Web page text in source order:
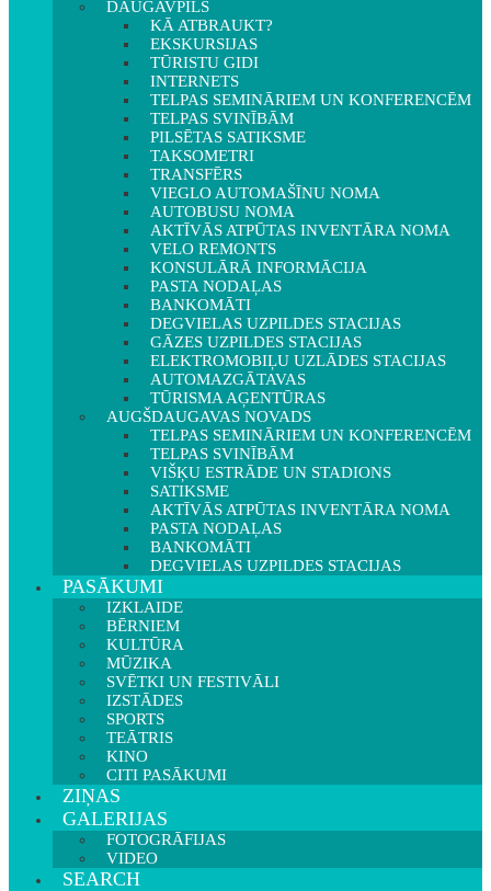
DAUGAVPILS
KĀ ATBRAUKT?
EKSKURSIJAS
TŪRISTU GIDI
INTERNETS
TELPAS SEMINĀRIEM UN KONFERENCĒM
TELPAS SVINĪBĀM
PILSĒTAS SATIKSME
TAKSOMETRI
TRANSFĒRS
VIEGLO AUTOMAŠĪNU NOMA
AUTOBUSU NOMA
AKTĪVĀS ATPŪTAS INVENTĀRA NOMA
VELO REMONTS
KONSULĀRĀ INFORMĀCIJA
PASTA NODAĻAS
BANKOMĀTI
DEGVIELAS UZPILDES STACIJAS
GĀZES UZPILDES STACIJAS
ELEKTROMOBIĻU UZLĀDES STACIJAS
AUTOMAZGĀTAVAS
TŪRISMA AĢENTŪRAS
AUGŠDAUGAVAS NOVADS
TELPAS SEMINĀRIEM UN KONFERENCĒM
TELPAS SVINĪBĀM
VIŠĶU ESTRĀDE UN STADIONS
SATIKSME
AKTĪVĀS ATPŪTAS INVENTĀRA NOMA
PASTA NODAĻAS
BANKOMĀTI
DEGVIELAS UZPILDES STACIJAS
PASĀKUMI
IZKLAIDE
BĒRNIEM
KULTŪRA
MŪZIKA
SVĒTKI UN FESTIVĀLI
IZSTĀDES
SPORTS
TEĀTRIS
KINO
CITI PASĀKUMI
ZIŅAS
GALERIJAS
FOTOGRĀFIJAS
VIDEO
SEARCH